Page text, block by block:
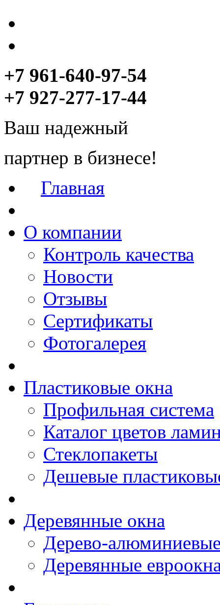
+7 961-640-97-54
+7 927-277-17-44
Ваш надежный
партнер в бизнесе!
Главная
O компании
Контроль качества
Новости
Отзывы
Сертификаты
Фотогалерея
Пластиковые окна
Профильная система
Каталог цветов
Стеклопакеты
Дешевые
Деревянные окна
Дерево-
Деревянные